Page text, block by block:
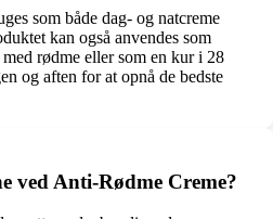
som både dag- og natcreme
kan også anvendes som
rødme eller som en kur i 28
og aften for at opnå de bedste
ved Anti-Rødme Creme?